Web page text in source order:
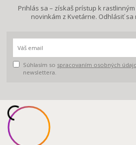
Prihlás sa – získaš prístup k
novinkám z Kvetárne. Odhlásiť sa
Súhlasím so spracovaním osobných
newslettera.